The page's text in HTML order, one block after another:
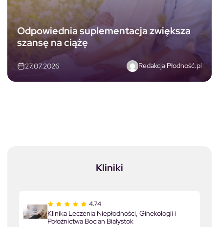
Odpowiednia suplementacja zwiększa
szansę na ciążę
27.07.2026 Redakcja Płodność.pl
Kliniki
4.74
Klinika Leczenia Niepłodności, Ginekologii i
Położnictwa Bocian Białystok